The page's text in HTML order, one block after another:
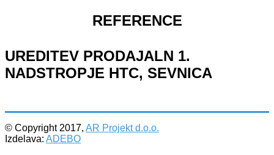
REFERENCE
UREDITEV PRODAJALN 1.
NADSTROPJE HTC, SEVNICA
© Copyright 2017, AR Projekt d.o.o.
Izdelava: ADEBO